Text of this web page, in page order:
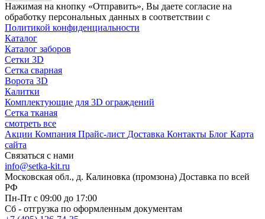
Нажимая на кнопку «Отправить», Вы даете согласие на
обработку персональных данных в соответствии с
Политикой конфиденциальности
Каталог
Каталог заборов
Сетки 3D
Сетка сварная
Ворота 3D
Калитки
Комплектующие для 3D ограждений
Сетка тканая
смотреть все
Акции Компания Прайс-лист Доставка Контакты Блог Карта
сайта
Связаться с нами
info@setka-kit.ru
Московская обл., д. Калиновка (промзона) Доставка по всей
РФ
Пн-Пт с 09:00 до 17:00
Сб - отгрузка по оформленным документам